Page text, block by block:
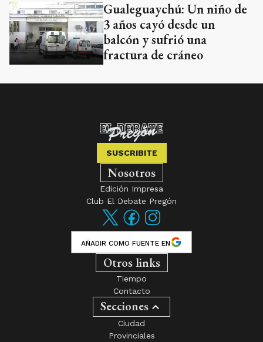
Gualeguaychú: Un niño de
3 años cayó desde un
balcón y sufrió una
fractura de cráneo
SUSCRIBITE
Nosotros
Edición Impresa
Club El Debate Pregón
AÑADIR COMO FUENTE EN
Otros links
Tiempo
Contacto
Secciones
Ciudad
Provinciales